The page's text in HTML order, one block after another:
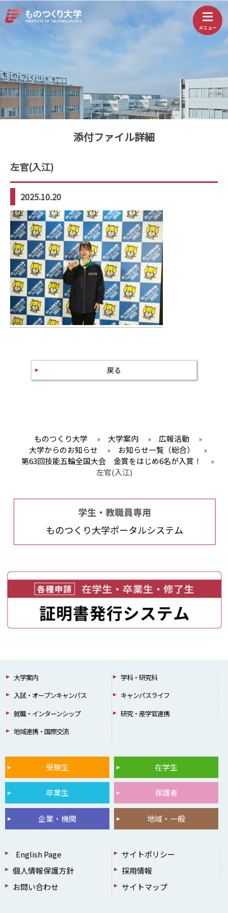
添付ファイル詳細
左官(入江)
2025.10.20
戻る
ものつくり大学 » 大学案内 » 広報活動
»
大学からのお知らせ
» お知らせ一覧（総合）
»
第63回技能五輪全国大会 金賞をはじめ6名が入賞！
»
左官(入江)
大学案内
学科・研究科
入試・オープンキャンパス
キャンパスライフ
就職・インターンシップ
研究・産学官連携
地域連携・国際交流
受験生 在学生
卒業生 保護者
企業・機関 地域・一般
English Page
サイトポリシー
個人情報保護方針
採用情報
お問い合わせ
サイトマップ